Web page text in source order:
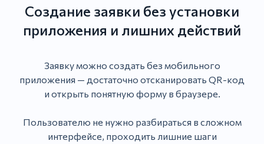
Создание заявки без установки
приложения и лишних действий
Заявку можно создать без мобильного
приложения — достаточно отсканировать QR-код
и открыть понятную форму в браузере.
Пользователю не нужно разбираться в сложном
интерфейсе, проходить лишние шаги